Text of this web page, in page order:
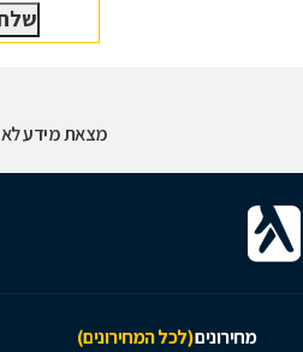
מצאת מידע לא
מחירונים(לכל המחירונים)